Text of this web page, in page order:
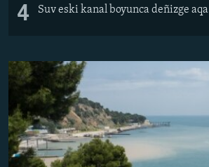
4 Suv eski kanal boyunca deñizge aqa